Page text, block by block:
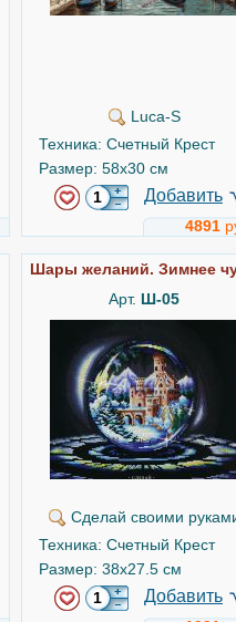
Luca-S
Техника: Счетный Крест
Размер: 58x30 см
Добавить
4891
Шары желаний. Зимнее
Арт. Ш-05
Сделай своими
Техника: Счетный Крест
Размер: 38x27.5 см
Добавить